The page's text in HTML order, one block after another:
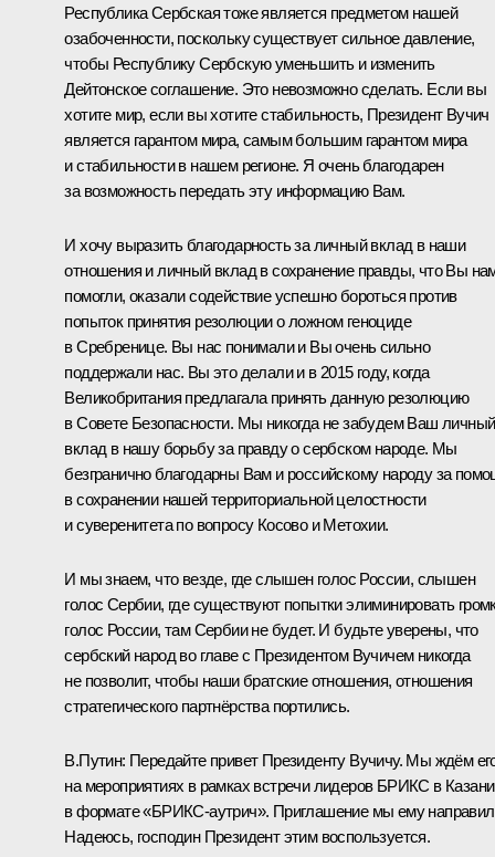
Республика Сербская тоже является предметом нашей
озабоченности, поскольку существует сильное давление,
чтобы Республику Сербскую уменьшить и изменить
Дейтонское соглашение. Это невозможно сделать. Если вы
хотите мир, если вы хотите стабильность, Президент Вучич
является гарантом мира, самым большим гарантом мира
и стабильности в нашем регионе. Я очень благодарен
за возможность передать эту информацию Вам.
И хочу выразить благодарность за личный вклад в наши
отношения и личный вклад в сохранение правды, что Вы
помогли, оказали содействие успешно бороться против
попыток принятия резолюции о ложном геноциде
в Сребренице. Вы нас понимали и Вы очень сильно
поддержали нас. Вы это делали и в 2015 году, когда
Великобритания предлагала принять данную резолюцию
в Совете Безопасности. Мы никогда не забудем Ваш личный
вклад в нашу борьбу за правду о сербском народе. Мы
безгранично благодарны Вам и российскому народу за
в сохранении нашей территориальной целостности
и суверенитета по вопросу Косово и Метохии.
И мы знаем, что везде, где слышен голос России, слышен
голос Сербии, где существуют попытки элиминировать
голос России, там Сербии не будет. И будьте уверены, что
сербский народ во главе с Президентом Вучичем никогда
не позволит, чтобы наши братские отношения, отношения
стратегического партнёрства портились.
В.Путин: Передайте привет Президенту Вучичу. Мы ждём
на мероприятиях в рамках встречи лидеров БРИКС в
в формате «БРИКС-аутрич». Приглашение мы ему
Надеюсь, господин Президент этим воспользуется.